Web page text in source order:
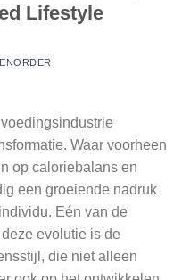
Lifestyle
Waar voorheen
op caloriebalans en
een groeiende nadruk
Eén van de
evolutie is de
die niet alleen